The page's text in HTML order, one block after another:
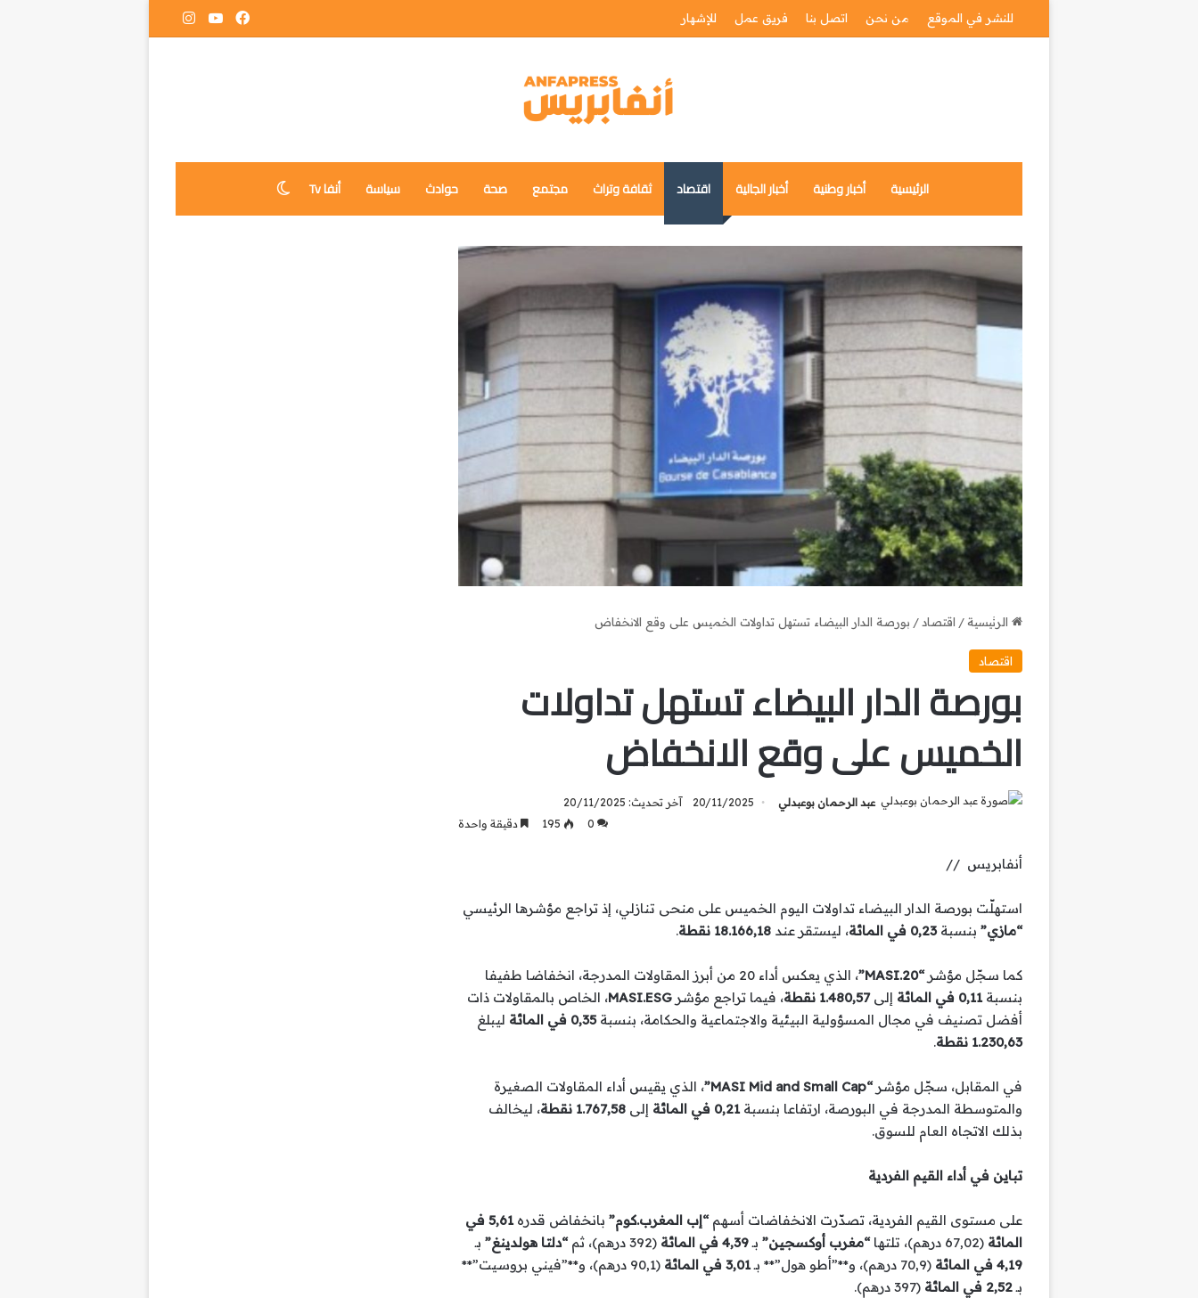
للنشر في الموقع من نحن اتصل بنا فريق عمل للإشهار فيسبوك‫YouTube
الرئيسية أخبار وطنية أخبار الجالية اقتصاد ثقافة وتراث مجتمع صحة حوادث سياسة أنفا Tv
الرئيسية/ اقتصاد / بورصة الدار البيضاء تستهل تداولات الخميس على وقع الانخفاض
اقتصاد
بورصة الدار البيضاء تستهل تداولات
الخميس على وقع الانخفاض
عبد الرحمان بوعبدلي 20/11/2025
آخر تحديث: 20/11/2025
0
195 دقيقة واحدة
أنفابريس //
استهلّت بورصة الدار البيضاء تداولات اليوم الخميس على منحى تنازلي، إذ تراجع مؤشرها الرئيسي
“مازي” بنسبة0,23 في المائة ، ليستقر عند 18.166,18 نقطة .
كما سجّل مؤشر“MASI.20”
، الذي يعكس أداء 20 من أبرز المقاولات المدرجة، انخفاضا طفيفا
بنسبة0,11 في المائة إلى1.480,57 نقطة ، فيما تراجع مؤشر MASI.ESG، الخاص بالمقاولات ذات
أفضل تصنيف في مجال المسؤولية البيئية والاجتماعية والحكامة، بنسبة0,35 في المائة
ليبلغ
1.230,63 نقطة
.
في المقابل، سجّل مؤشر“MASI Mid and Small Cap”
، الذي يقيس أداء المقاولات الصغيرة
والمتوسطة المدرجة في البورصة، ارتفاعا بنسبة0,21 في المائة إلى 1.767,58 نقطة
، ليخالف
بذلك الاتجاه العام للسوق.
تباين في أداء القيم الفردية
على مستوى القيم الفردية، تصدّرت الانخفاضات أسهم“إب المغرب.كوم” بانخفاض قدره
5,61 في
المائة (67,02 درهم)، تلتها “مغرب أوكسجين” بـ4,39 في المائة (392 درهم)، ثم “دلتا هولدينغ” بـ
4,19 في المائة
(70,9 درهم)، و**”أطو هول”** بـ 3,01 في المائة
(90,1 درهم)، و**”فيني بروسيت”**
بـ2,52 في المائة (397 درهم).